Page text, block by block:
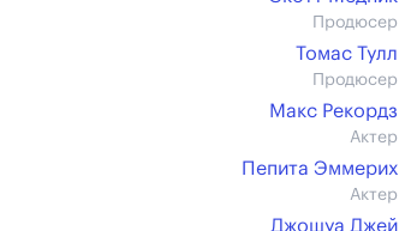
Продюсер
Томас Тулл
Продюсер
Макс Рекордз
Актер
Пепита Эммерих
Актер
Джошуа Джей